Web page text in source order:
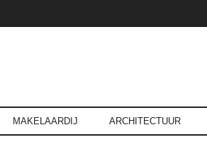
MAKELAARDIJ ARCHITECTUUR